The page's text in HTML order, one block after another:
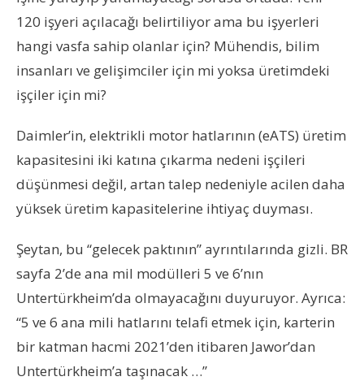
120 işyeri açılacağı belirtiliyor ama bu işyerleri
hangi vasfa sahip olanlar için? Mühendis, bilim
insanları ve gelişimciler için mi yoksa üretimdeki
işçiler için mi?
Daimler’in, elektrikli motor hatlarının (eATS) üretim
kapasitesini iki katına çıkarma nedeni işçileri
düşünmesi değil, artan talep nedeniyle acilen daha
yüksek üretim kapasitelerine ihtiyaç duyması.
Şeytan, bu “gelecek paktının” ayrıntılarında gizli. BR
sayfa 2’de ana mil modülleri 5 ve 6’nın
Untertürkheim’da olmayacağını duyuruyor. Ayrıca:
“5 ve 6 ana mili hatlarını telafi etmek için, karterin
bir katman hacmi 2021’den itibaren Jawor’dan
Untertürkheim’a taşınacak …”